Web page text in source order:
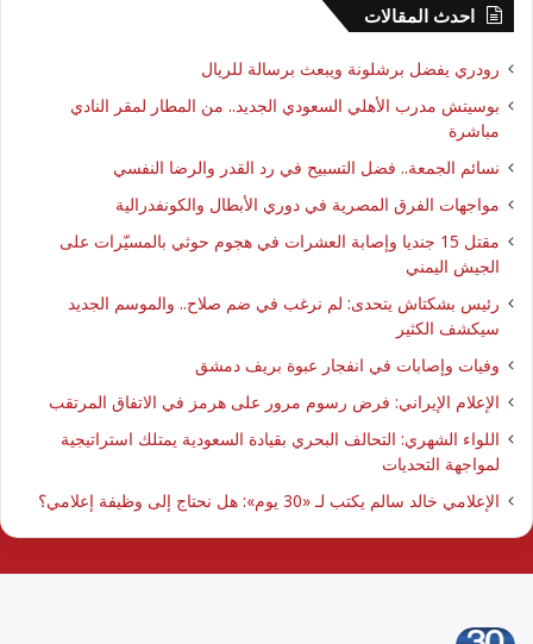
احدث المقالات
رودري يفضل برشلونة ويبعث برسالة للريال
بوسيتش مدرب الأهلي السعودي الجديد.. من المطار لمقر النادي
مباشرة
نسائم الجمعة.. فضل التسبيح في رد القدر والرضا النفسي
مواجهات الفرق المصرية في دوري الأبطال والكونفدرالية
مقتل 15 جنديا وإصابة العشرات في هجوم حوثي بالمسيّرات على
الجيش اليمني
رئيس بشكتاش يتحدى: لم نرغب في ضم صلاح.. والموسم الجديد
سيكشف الكثير
وفيات وإصابات في انفجار عبوة بريف دمشق
الإعلام الإيراني: فرض رسوم مرور على هرمز في الاتفاق المرتقب
اللواء الشهري: التحالف البحري بقيادة السعودية يمتلك استراتيجية
لمواجهة التحديات
الإعلامي خالد سالم يكتب لـ «30 يوم»: هل نحتاج إلى وظيفة إعلامي؟